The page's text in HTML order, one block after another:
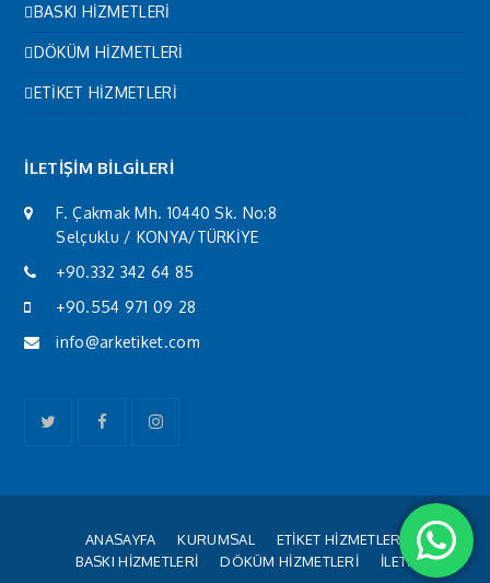
BASKI HİZMETLERİ
DÖKÜM HİZMETLERİ
ETİKET HİZMETLERİ
İLETİŞİM BİLGİLERİ
F. Çakmak Mh. 10440 Sk. No:8
Selçuklu / KONYA/TÜRKİYE
+90.332 342 64 85
+90.554 971 09 28
info@arketiket.com
TwitterFacebookInstagram
ANASAYFA KURUMSAL
ETİKET HİZMETLERİ
BASKI HİZMETLERİ
DÖKÜM HİZMETLERİ İLETİŞİM